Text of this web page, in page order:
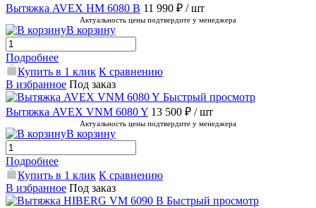
Вытяжка AVEX HM 6080 B 11 990 ₽ / шт
Актуальность цены подтвердите у менеджера
В корзину
Подробнее
Купить в 1 клик К сравнению
В избранное Под заказ
Быстрый просмотр
Вытяжка AVEX VNM 6080 Y 13 500 ₽ / шт
Актуальность цены подтвердите у менеджера
В корзину
Подробнее
Купить в 1 клик К сравнению
В избранное Под заказ
Быстрый просмотр